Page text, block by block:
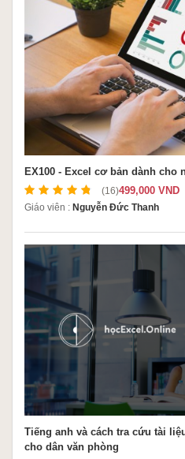
EX100 - Excel cơ bản dành cho
(16)499,000 VND
Giáo viên : Nguyễn Đức Thanh
Tiếng anh và cách tra cứu tài
cho dân văn phòng